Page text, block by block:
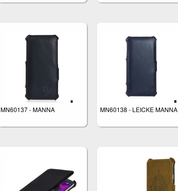
MN60137 - MANNA MN60138 - LEICKE MANNA